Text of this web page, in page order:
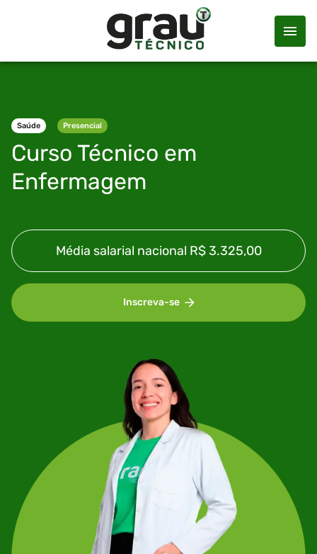
Saúde Presencial
Curso Técnico em
Enfermagem
Média salarial nacional R$ 3.325,00
Inscreva-se